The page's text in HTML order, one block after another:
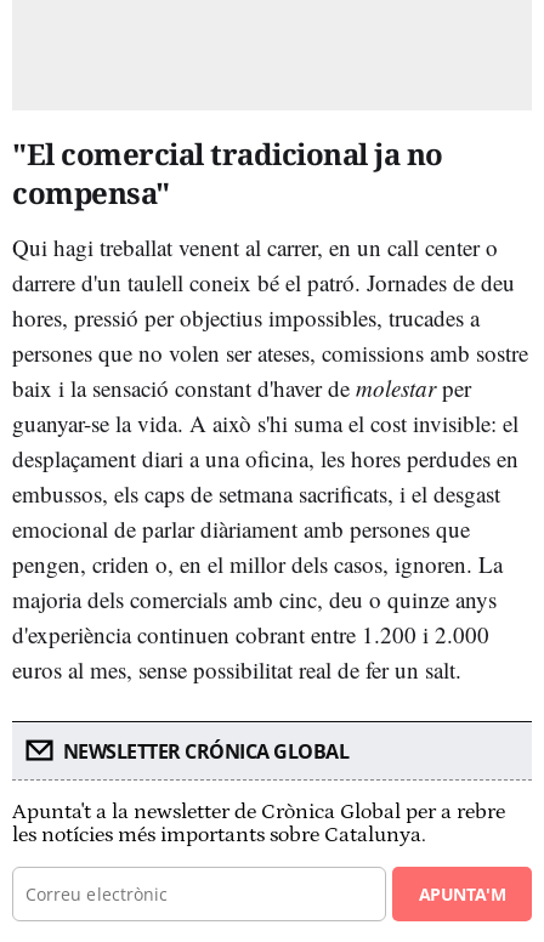
"El comercial tradicional ja no
compensa"
Qui hagi treballat venent al carrer, en un call center o
darrere d'un taulell coneix bé el patró. Jornades de deu
hores, pressió per objectius impossibles, trucades a
persones que no volen ser ateses, comissions amb sostre
baix i la sensació constant d'haver de molestarper
guanyar-se la vida. A això s'hi suma el cost invisible: el
desplaçament diari a una oficina, les hores perdudes en
embussos, els caps de setmana sacrificats, i el desgast
emocional de parlar diàriament amb persones que
pengen, criden o, en el millor dels casos, ignoren. La
majoria dels comercials amb cinc, deu o quinze anys
d'experiència continuen cobrant entre 1.200 i 2.000
euros al mes, sense possibilitat real de fer un salt.
NEWSLETTER CRÓNICA GLOBAL
Apunta't a la newsletter de Crònica Global per a rebre
les notícies més importants sobre Catalunya.
APUNTA'M